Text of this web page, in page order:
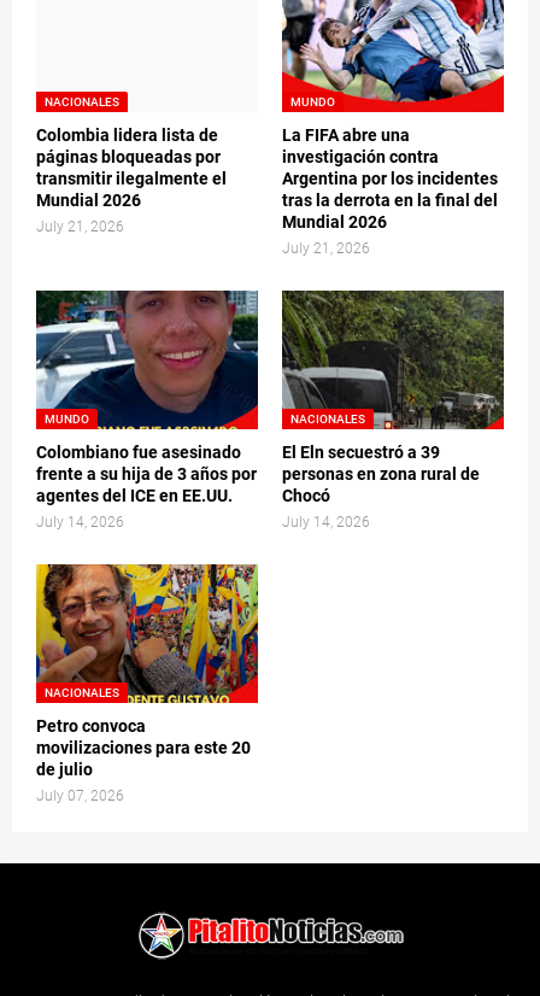
NACIONALES
Colombia lidera lista de
páginas bloqueadas por
transmitir ilegalmente el
Mundial 2026
July 21, 2026
MUNDO
La FIFA abre una
investigación contra
Argentina por los incidentes
tras la derrota en la final del
Mundial 2026
July 21, 2026
MUNDO
Colombiano fue asesinado
frente a su hija de 3 años por
agentes del ICE en EE.UU.
July 14, 2026
NACIONALES
El Eln secuestró a 39
personas en zona rural de
Chocó
July 14, 2026
NACIONALES
Petro convoca
movilizaciones para este 20
de julio
July 07, 2026